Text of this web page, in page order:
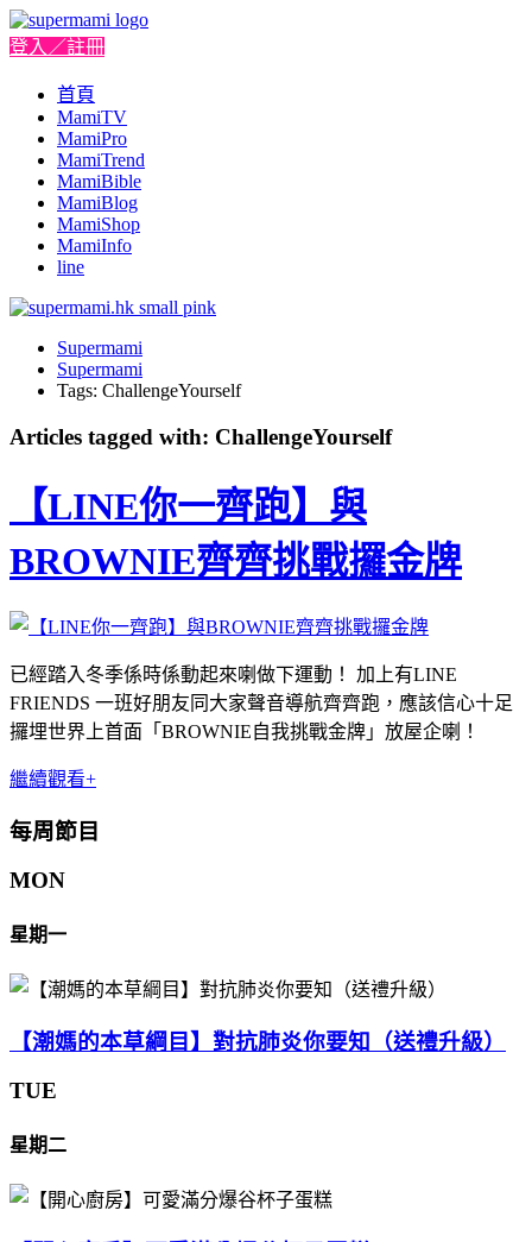
登入／註冊
首頁
MamiTV
MamiPro
MamiTrend
MamiBible
MamiBlog
MamiShop
MamiInfo
line
Supermami
Supermami
Tags: ChallengeYourself
Articles tagged with: ChallengeYourself
【LINE你一齊跑】與
BROWNIE齊齊挑戰攞金牌
已經踏入冬季係時係動起來喇做下運動！ 加上有LINE
FRIENDS 一班好朋友同大家聲音導航齊齊跑，應該信心十足
攞埋世界上首面「BROWNIE自我挑戰金牌」放屋企喇！
繼續觀看+
每周節目
MON
星期一
【潮媽的本草綱目】對抗肺炎你要知（送禮升級）
TUE
星期二